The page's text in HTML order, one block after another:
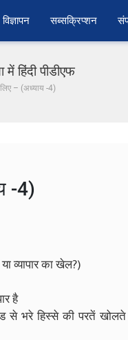
विज्ञापन सब्सक्रिप्शन
हिंदी पीडीएफ
– (अध्याय -4)
-4)
व्यापार का खेल?)
है
भरे हिस्से की परतें खोलते